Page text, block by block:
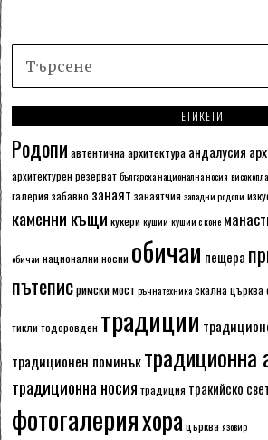
ЕТИКЕТИ
Родопи автентична архитектура андалусия
архитектурен резерват българска национална носия
галерия забавно занаят занаятчия западни родопи
каменни къщи кукери кушии кушии с коне
обичаи национални носии обичаи пещера
пътеписримски мост ръчна техника скална църква
тикли тодоровден традиции
традиционен поминъктрадиционна
традиционна носия традиция тракийско
фотогалерияхора църква язовир